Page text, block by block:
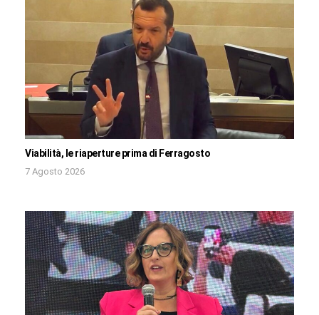
Viabilità, le riaperture prima di Ferragosto
7 Agosto 2026